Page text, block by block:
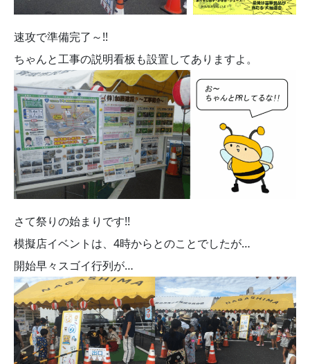
速攻で準備完了～!!
ちゃんと工事の説明看板も設置してありますよ。
さて祭りの始まりです!!
模擬店イベントは、4時からとのことでしたが…
開始早々スゴイ行列が…